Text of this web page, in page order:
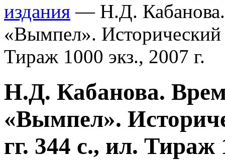
издания — Н.Д.
«Вымпел». Исторический
Тираж 1000 экз., 2007 г.
Н.Д. Кабанова.
«Вымпел».
гг. 344 с., ил. Тираж